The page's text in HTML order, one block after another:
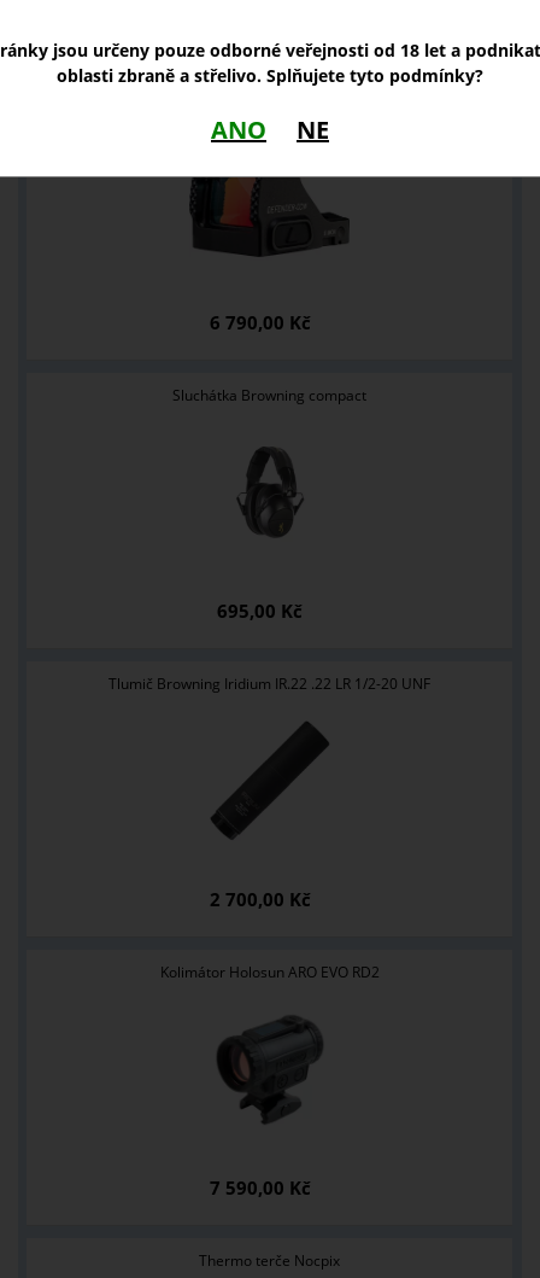
NOVINKY
6 790,00 Kč
Sluchátka Browning compact
695,00 Kč
Tlumič Browning Iridium IR.22 .22 LR 1/2-20 UNF
2 700,00 Kč
Kolimátor Holosun ARO EVO RD2
7 590,00 Kč
Thermo terče Nocpix
jsou určeny pouze odborné veřejnosti od 18 let a
oblasti zbraně a střelivo. Splňujete tyto podmínky?
ANO NE